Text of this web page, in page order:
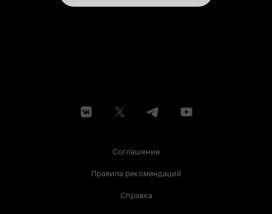
Соглашение
Правила рекомендаций
Справка